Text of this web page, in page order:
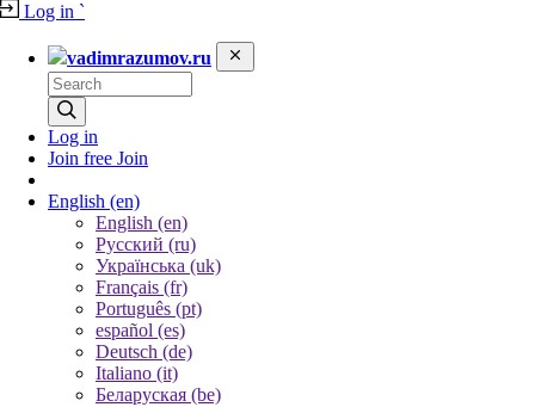
Log in `
vadimrazumov.ru
Log in
Join free Join
English (en)
English (en)
Русский (ru)
Українська (uk)
Français (fr)
Português (pt)
español (es)
Deutsch (de)
Italiano (it)
Беларуская (be)